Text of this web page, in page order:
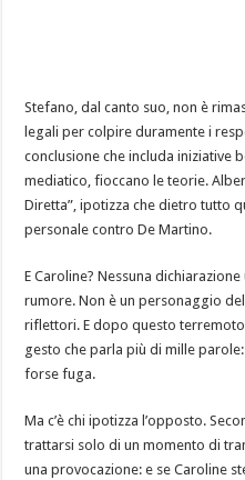
Stefano, dal canto suo, non è
legali per colpire duramente i
conclusione che includa iniziative
mediatico, fioccano le teorie.
Diretta”, ipotizza che dietro tutto
personale contro De Martino.
E Caroline? Nessuna
rumore. Non è un personaggio
riflettori. E dopo questo
gesto che parla più di mille
forse fuga.
Ma c’è chi ipotizza l’opposto.
trattarsi solo di un momento di
una provocazione: e se Caroline